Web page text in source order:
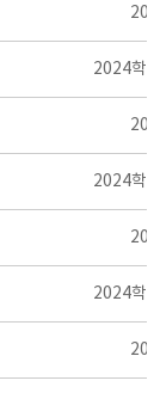
2024학
2024학
2024학